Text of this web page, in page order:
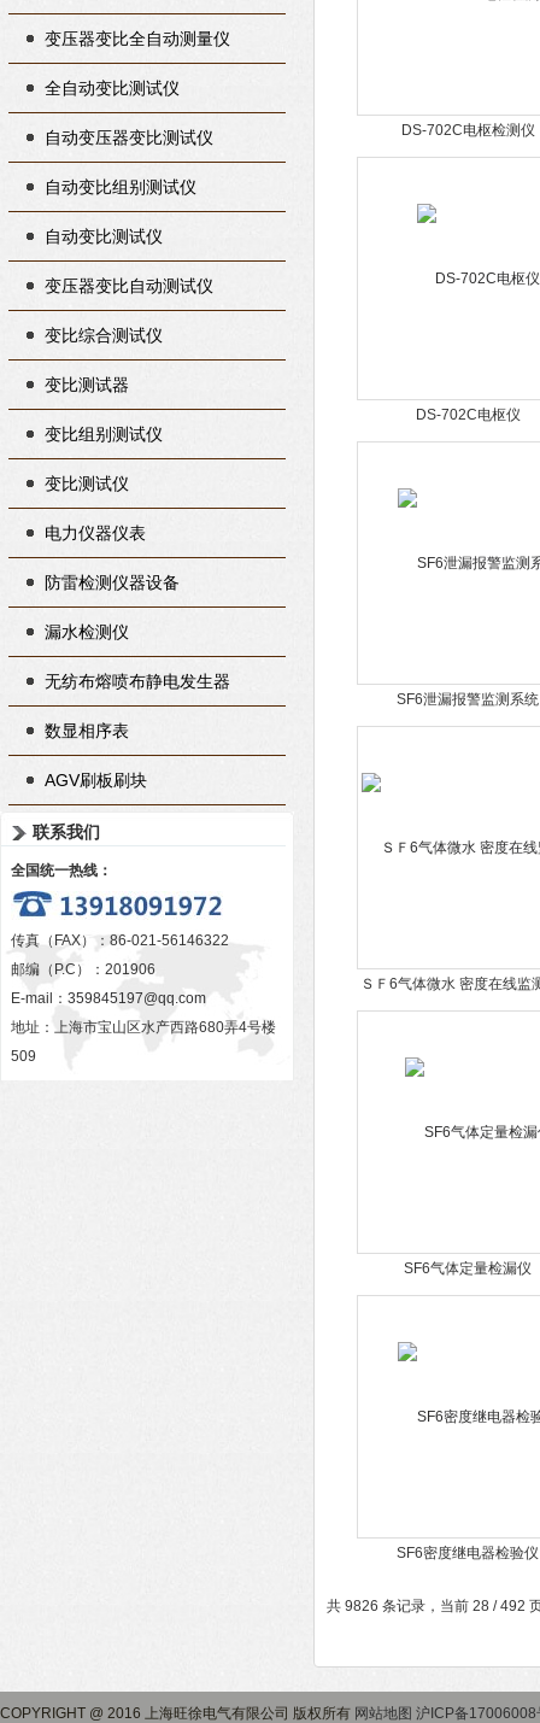
变压器变比全自动测量仪
全自动变比测试仪
自动变压器变比测试仪
自动变比组别测试仪
自动变比测试仪
变压器变比自动测试仪
变比综合测试仪
变比测试器
变比组别测试仪
变比测试仪
电力仪器仪表
防雷检测仪器设备
漏水检测仪
无纺布熔喷布静电发生器
数显相序表
AGV刷板刷块
联系我们
全国统一热线：
传真（FAX）：86-021-56146322
邮编（P.C）：201906
E-mail： 359845197@qq.com
地址：上海市宝山区水产西路680弄4号楼
509
DS-702C电枢检测仪
DS-702C电枢仪
SF6泄漏报警监测系统
ＳＦ6气体微水 密度在线监
SF6气体定量检漏仪
SF6密度继电器检验仪
共 9826 条记录，当前 28 / 492
COPYRIGHT @ 2016 上海旺徐电气有限公司 版权所有 网站地图 沪ICP备17006008